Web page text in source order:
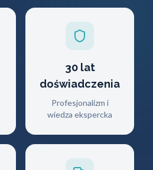
30 lat
doświadczenia
Profesjonalizm i
wiedza ekspercka